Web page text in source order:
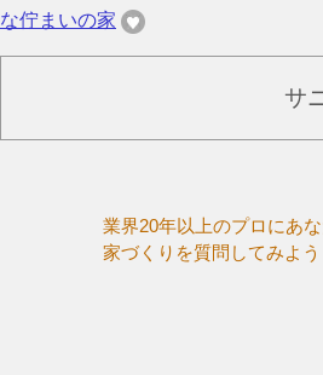
な佇まいの家
サ
業界20年以上のプロにあ
家づくりを質問してみよう